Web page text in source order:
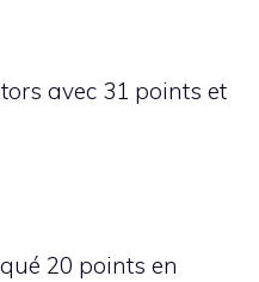
avec 31 points et
20 points en